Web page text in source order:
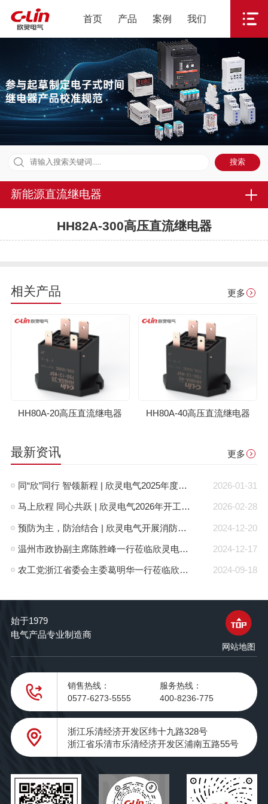
首页 产品 案例 我们
新能源直流继电器
HH82A-300高压直流继电器
相关产品 更多
HH80A-20高压直流继电器 HH80A-40高压直流继电器
最新资讯 更多
2026-01-31
同“欣”同行 智领新程 | 欣灵电气2025年度表彰总结大会暨新年酒会成功举办！
2026-02-28
马上欣程 同心共跃 | 欣灵电气2026年开工大吉！
2024-12-20
预防为主，防治结合 | 欣灵电气开展消防应急预案演练活动
2024-12-17
温州市政协副主席陈胜峰一行莅临欣灵电气调研指导
2024-09-18
农工党浙江省委会主委葛明华一行莅临欣灵电气考察调研
始于1979
电气产品专业制造商
网站地图
销售热线：
0577-6273-5555
服务热线：
400-8236-775
浙江乐清经济开发区纬十九路328号
浙江省乐清市乐清经济开发区浦南五路55号